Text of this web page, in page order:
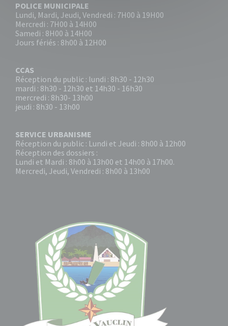
POLICE MUNICIPALE
Lundi, Mardi, Jeudi, Vendredi : 7H00 à 19H00
Mercredi : 7H00 à 14H00
Samedi : 8H00 à 14H00
Jours fériés : 8h00 à 12H00
CCAS
Réception du public : lundi : 8h30 - 12h30
mardi : 8h30 - 12h30 et 14h30 - 16h30
mercredi : 8h30- 13h00
jeudi : 8h30 - 13h00
SERVICE URBANISME
Réception du public : Lundi et Jeudi : 8h00 à 12h00
Réception des dossiers :
Lundi et Mardi : 8h00 à 13h00 et 14h00 à 17h00.
Mercredi, Jeudi, Vendredi : 8h00 à 13h00